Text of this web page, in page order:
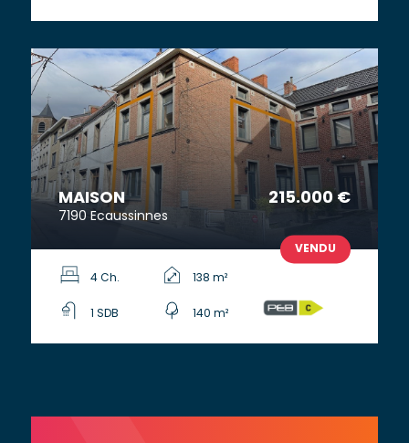
MAISON 215.000 €
7190 Ecaussinnes
VENDU
4 Ch. 138 m²
1 SDB 140 m²